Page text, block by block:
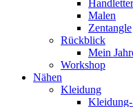
Malen
Zentangle
Rückblick
Mein
Workshop
Nähen
Kleidung